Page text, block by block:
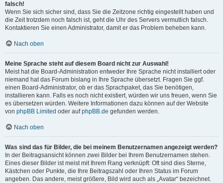
falsch!
Wenn Sie sich sicher sind, dass Sie die Zeitzone richtig eingestellt haben und
die Zeit trotzdem noch falsch ist, geht die Uhr des Servers vermutlich falsch.
Kontaktieren Sie einen Administrator, damit er das Problem beheben kann.
Nach oben
Meine Sprache steht auf diesem Board nicht zur Auswahl!
Meist hat die Board-Administration entweder Ihre Sprache nicht installiert oder
niemand hat das Forum bislang in Ihre Sprache übersetzt. Fragen Sie ggf.
einen Board-Administrator, ob er das Sprachpaket, das Sie benötigen,
installieren kann. Falls es noch nicht existiert, würden wir uns freuen, wenn Sie
es übersetzen würden. Weitere Informationen dazu können auf der Website
von phpBB Limited oder aufphpBB.de gefunden werden.
Nach oben
Was sind das für Bilder, die bei meinem Benutzernamen angezeigt werden?
In der Beitragsansicht können zwei Bilder bei Ihrem Benutzernamen stehen.
Eines dieser Bilder ist meist mit Ihrem Rang verknüpft: Oft sind dies Sterne,
Kästchen oder Punkte, die Ihre Beitragszahl oder Ihren Status im Forum
angeben. Das andere, meist größere, Bild wird auch als „Avatar“ bezeichnet.